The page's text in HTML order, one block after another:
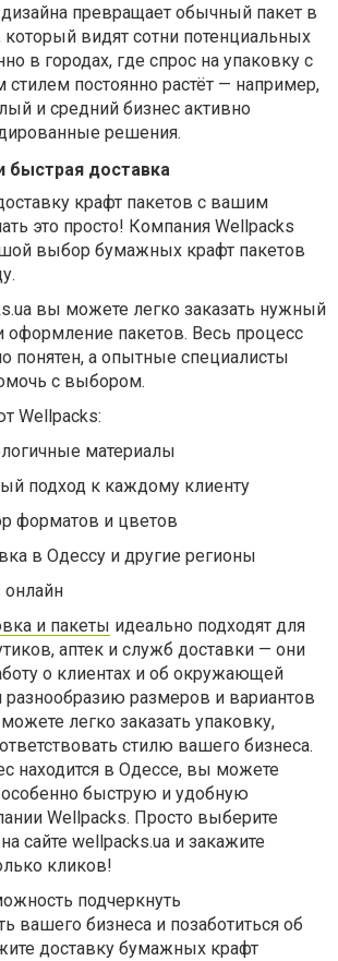
превращает обычный пакет в
который видят сотни потенциальных
в городах, где спрос на упаковку с
постоянно растёт — например,
и средний бизнес активно
решения.
быстрая доставка
крафт пакетов с вашим
это просто! Компания Wellpacks
выбор бумажных крафт пакетов
вы можете легко заказать нужный
оформление пакетов. Весь процесс
понятен, а опытные специалисты
с выбором.
Wellpacks:
материалы
подход к каждому клиенту
форматов и цветов
в Одессу и другие регионы
онлайн
и пакеты идеально подходят для
аптек и служб доставки — они
о клиентах и об окружающей
разнообразию размеров и вариантов
легко заказать упаковку,
стилю вашего бизнеса.
находится в Одессе, вы можете
особенно быструю и удобную
Wellpacks. Просто выберите
сайте wellpacks.ua и закажите
кликов!
подчеркнуть
вашего бизнеса и позаботиться об
доставку бумажных крафт